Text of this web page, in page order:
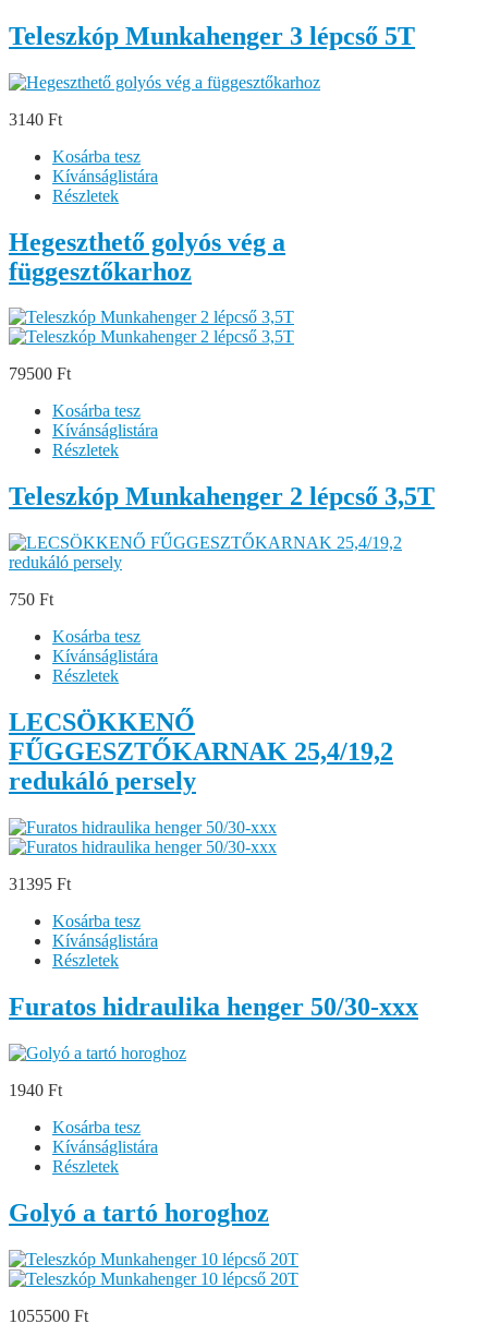
Teleszkóp Munkahenger 3 lépcső 5T
3140 Ft
Kosárba tesz
Kívánságlistára
Részletek
Hegeszthető golyós vég a
függesztőkarhoz
79500 Ft
Kosárba tesz
Kívánságlistára
Részletek
Teleszkóp Munkahenger 2 lépcső 3,5T
750 Ft
Kosárba tesz
Kívánságlistára
Részletek
LECSÖKKENŐ
FŰGGESZTŐKARNAK 25,4/19,2
redukáló persely
31395 Ft
Kosárba tesz
Kívánságlistára
Részletek
Furatos hidraulika henger 50/30-xxx
1940 Ft
Kosárba tesz
Kívánságlistára
Részletek
Golyó a tartó horoghoz
1055500 Ft